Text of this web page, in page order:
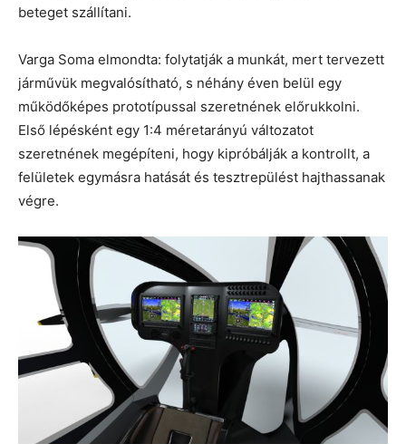
beteget szállítani.
Varga Soma elmondta: folytatják a munkát, mert tervezett
járművük megvalósítható, s néhány éven belül egy
működőképes prototípussal szeretnének előrukkolni.
Első lépésként egy 1:4 méretarányú változatot
szeretnének megépíteni, hogy kipróbálják a kontrollt, a
felületek egymásra hatását és tesztrepülést hajthassanak
végre.